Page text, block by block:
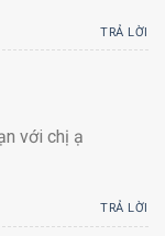
TRẢ LỜI
với chị ạ
TRẢ LỜI